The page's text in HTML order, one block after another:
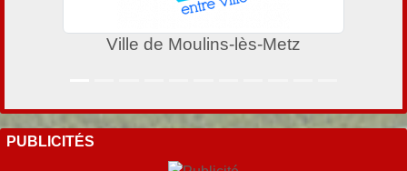
Ville de Moulins-lès-Metz
PUBLICITÉS